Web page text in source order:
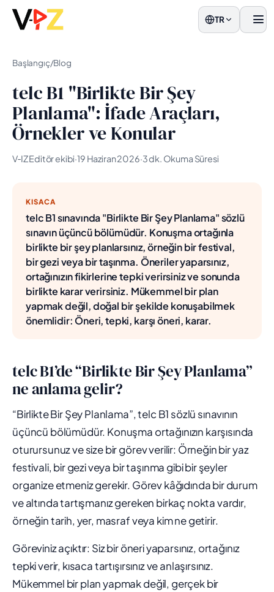
TR
Başlangıç/Blog
telc B1 "Birlikte Bir Şey
Planlama": İfade Araçları,
Örnekler ve Konular
V‑IZ Editör ekibi·19 Haziran 2026·3 dk. Okuma Süresi
KISACA
telc B1 sınavında "Birlikte Bir Şey Planlama" sözlü
sınavın üçüncü bölümüdür. Konuşma ortağınla
birlikte bir şey planlarsınız, örneğin bir festival,
bir gezi veya bir taşınma. Öneriler yaparsınız,
ortağınızın fikirlerine tepki verirsiniz ve sonunda
birlikte karar verirsiniz. Mükemmel bir plan
yapmak değil, doğal bir şekilde konuşabilmek
önemlidir: Öneri, tepki, karşı öneri, karar.
telc B1’de “Birlikte Bir Şey Planlama”
ne anlama gelir?
“Birlikte Bir Şey Planlama”, telc B1 sözlü sınavının
üçüncü bölümüdür. Konuşma ortağınızın karşısında
oturursunuz ve size bir görev verilir: Örneğin bir yaz
festivali, bir gezi veya bir taşınma gibi bir şeyler
organize etmeniz gerekir. Görev kâğıdında bir durum
ve altında tartışmanız gereken birkaç nokta vardır,
örneğin tarih, yer, masraf veya kim ne getirir.
Göreviniz açıktır: Siz bir öneri yaparsınız, ortağınız
tepki verir, kısaca tartışırsınız ve anlaşırsınız.
Mükemmel bir plan yapmak değil, gerçek bir